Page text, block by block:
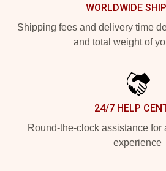
WORLDWIDE
Shipping fees and delivery time
and total weight of
24/7 HELP
Round-the-clock assistance for
experience